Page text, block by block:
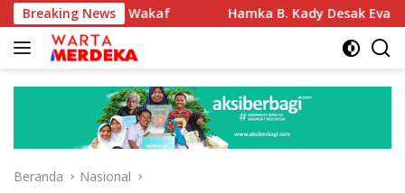
Langsung
ke
konten
Breaking News
Tanah Wakaf Hamka B. Kady Desak Evaluasi
Beranda Nasional